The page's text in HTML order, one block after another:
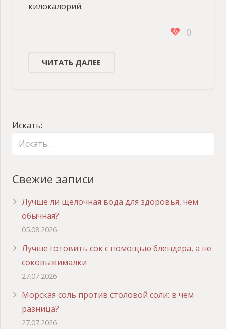
килокалорий.
0
ЧИТАТЬ ДАЛЕЕ
Искать:
Свежие записи
Лучше ли щелочная вода для здоровья, чем
обычная?
05.08.2026
Лучше готовить сок с помощью блендера, а не
соковыжималки
27.07.2026
Морская соль против столовой соли: в чем
разница?
27.07.2026